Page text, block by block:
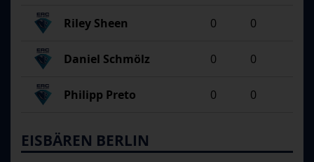
Riley Sheen 0 0
Daniel Schmölz 0 0
Philipp Preto 0 0
EISBÄREN BERLIN